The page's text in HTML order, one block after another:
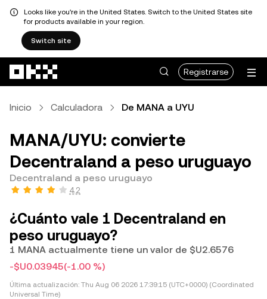
Looks like you're in the United States. Switch to the United States site
for products available in your region.
Switch site
Registrarse
Inicio Calculadora De MANA a UYU
MANA/UYU: convierte
Decentraland a peso uruguayo
Decentraland a peso uruguayo
4.2
¿Cuánto vale 1 Decentraland en
peso uruguayo?
1 MANA actualmente tiene un valor de $U2.6576
-$U0.03945(-1.00 %)
Última actualización: Thu Aug 06 2026 17:39:15 (UTC+0000) (Coordinated
Universal Time)